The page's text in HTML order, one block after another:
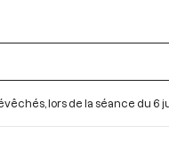
lors de la séance du 6